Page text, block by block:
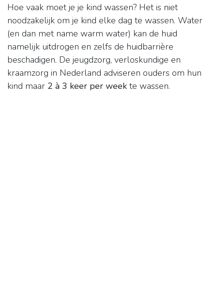
Hoe vaak moet je je kind wassen? Het is niet
noodzakelijk om je kind elke dag te wassen. Water
(en dan met name warm water) kan de huid
namelijk uitdrogen en zelfs de huidbarrière
beschadigen. De jeugdzorg, verloskundige en
kraamzorg in Nederland adviseren ouders om hun
kind maar 2 à 3 keer per week te wassen.